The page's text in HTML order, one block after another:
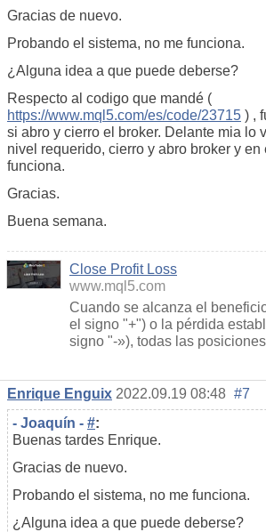
Gracias de nuevo.
Probando el sistema, no me funciona.
¿Alguna idea a que puede deberse?
Respecto al codigo que mandé (
https://www.mql5.com/es/code/23715 ) ,
si abro y cierro el broker. Delante mia lo
nivel requerido, cierro y abro broker y en
funciona.
Gracias.
Buena semana.
Close Profit Loss
www.mql5.com
Cuando se alcanza el
el signo "+") o la pérdida
signo "-»), todas las
Enrique Enguix 2022.09.19 08:48 #7
- Joaquín - #:
Buenas tardes Enrique.
Gracias de nuevo.
Probando el sistema, no me funciona.
¿Alguna idea a que puede deberse?